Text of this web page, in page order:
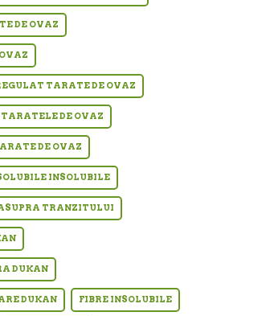
DE OVAZ
TARATE DE OVAZ
DE OVAZ
DE OVAZ
INSOLUBILE
TRANZITULUI
DUKAN
DUKAN FIBRE INSOLUBILE